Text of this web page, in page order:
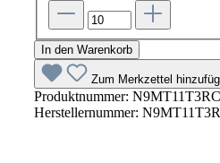
In den Warenkorb
Zum Merkzettel
Produktnummer:
Herstellernummer: